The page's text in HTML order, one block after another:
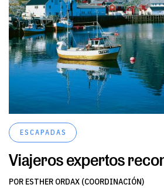
ESCAPADAS
Viajeros expertos
POR ESTHER ORDAX (COORDINACIÓN)